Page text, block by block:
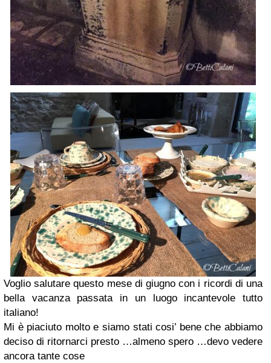
Voglio salutare questo mese di giugno con i ricordi di una
bella vacanza passata in un luogo incantevole tutto
italiano!
Mi è piaciuto molto e siamo stati cosi’ bene che abbiamo
deciso di ritornarci presto …almeno spero …devo vedere
ancora tante cose